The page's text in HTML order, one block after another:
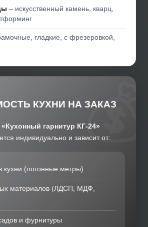
– искусственный камень, кварц,
гладкие, с фрезеровкой,
КУХНИ НА ЗАКАЗ
«Кухонный гарнитур КГ-24»
индивидуально и зависит от:
кухни (погонные метры)
материалов (ЛДСП, МДФ,
и фурнитуры